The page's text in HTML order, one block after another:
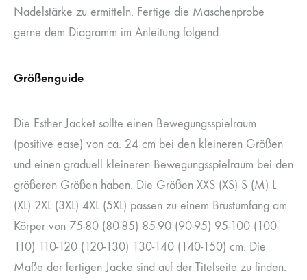
Nadelstärke zu ermitteln. Fertige die Maschenprobe
gerne dem Diagramm im Anleitung folgend.
Größenguide
Die Esther Jacket sollte einen Bewegungsspielraum
(positive ease) von ca. 24 cm bei den kleineren Größen
und einen graduell kleineren Bewegungsspielraum bei den
größeren Größen haben. Die Größen XXS (XS) S (M) L
(XL) 2XL (3XL) 4XL (5XL) passen zu einem Brustumfang am
Körper von 75-80 (80-85) 85-90 (90-95) 95-100 (100-
110) 110-120 (120-130) 130-140 (140-150) cm. Die
Maße der fertigen Jacke sind auf der Titelseite zu finden.